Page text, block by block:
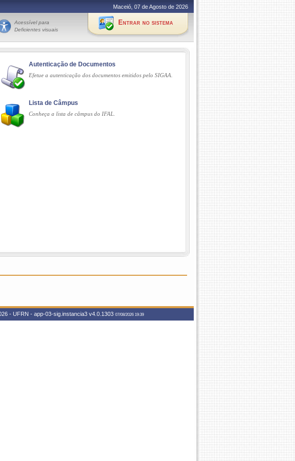
Maceió, 07 de Agosto de 2026
Acessível para
Deficientes visuais
Entrar no sistema
Autenticação de Documentos
Efetue a autenticação dos documentos emitidos pelo SIGAA.
Lista de Câmpus
Conheça a lista de câmpus do IFAL.
- UFRN - app-03-sig.instancia3 v4.0.1303 07/08/2026 19:39